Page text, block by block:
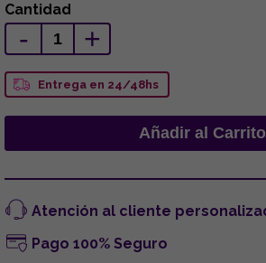
Cantidad
- +
Entrega en 24/48hs
Atención al cliente
Pago 100% Seguro